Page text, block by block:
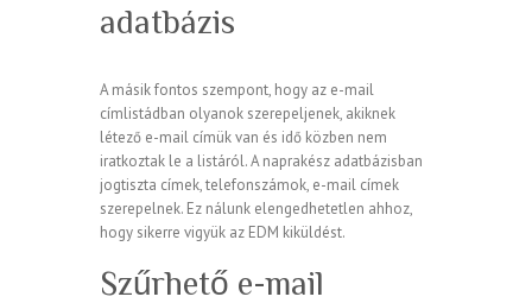
adatbázis
A másik fontos szempont, hogy az e-mail
címlistádban olyanok szerepeljenek, akiknek
létező e-mail címük van és idő közben nem
iratkoztak le a listáról. A naprakész adatbázisban
jogtiszta címek, telefonszámok, e-mail címek
szerepelnek. Ez nálunk elengedhetetlen ahhoz,
hogy sikerre vigyük az EDM kiküldést.
Szűrhető e-mail